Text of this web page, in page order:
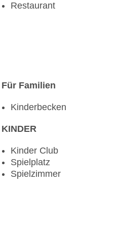
Restaurant
Für Familien
Kinderbecken
KINDER
Kinder Club
Spielplatz
Spielzimmer